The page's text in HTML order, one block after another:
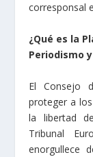
corresponsal
¿Qué es la
Periodismo
El Consejo
proteger a
la libertad
Tribunal
enorgullece